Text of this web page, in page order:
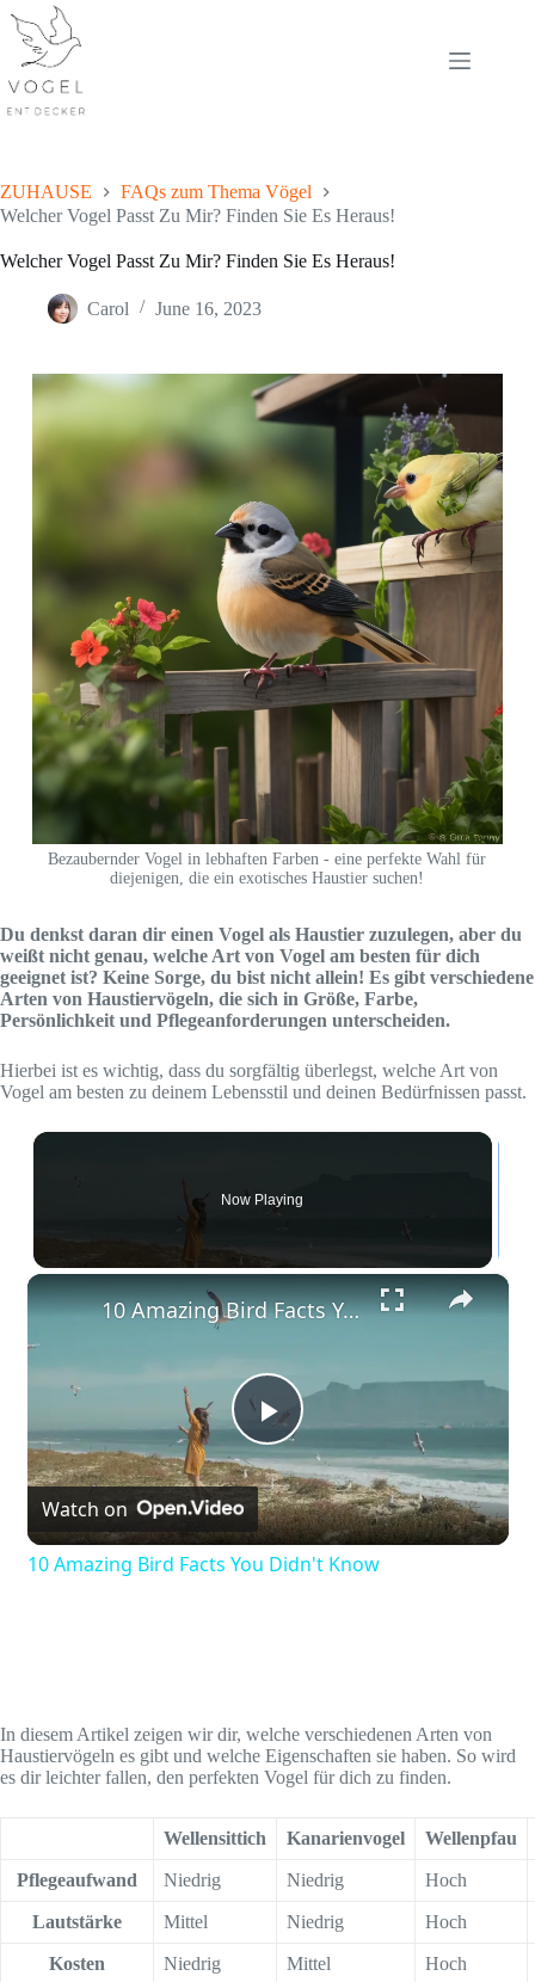
content
ZUHAUSE
FAQs zum Thema Vögel
Welcher Vogel Passt Zu Mir? Finden Sie Es Heraus!
Welcher Vogel Passt Zu Mir? Finden Sie Es Heraus!
Carol June 16, 2023
Bezaubernder Vogel in lebhaften Farben - eine perfekte Wahl für
diejenigen, die ein exotisches Haustier suchen!
Du denkst daran dir einen Vogel als Haustier zuzulegen, aber du
weißt nicht genau, welche Art von Vogel am besten für dich
geeignet ist? Keine Sorge, du bist nicht allein! Es gibt verschiedene
Arten von Haustiervögeln, die sich in Größe, Farbe,
Persönlichkeit und Pflegeanforderungen unterscheiden.
Hierbei ist es wichtig, dass du sorgfältig überlegst, welche Art von
Vogel am besten zu deinem Lebensstil und deinen Bedürfnissen passt.
Now Playing
×
P
l
V
d
10 Amazing Bird Facts You Didn't Know
Watch on
10 Amazing Bird Facts You Didn't Know
In diesem Artikel zeigen wir dir, welche verschiedenen Arten von
Haustiervögeln es gibt und welche Eigenschaften sie haben. So wird
es dir leichter fallen, den perfekten Vogel für dich zu finden.
Wellensittich Kanarienvogel Wellenpfau
Pflegeaufwand Niedrig Niedrig Hoch
Lautstärke Mittel Niedrig Hoch
Kosten Niedrig Mittel Hoch